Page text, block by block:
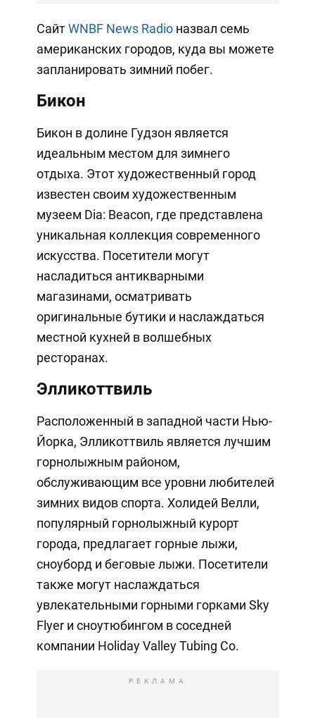
СайтWNBF News Radioназвал семь
американских городов, куда вы можете
запланировать зимний побег.
Бикон
Бикон в долине Гудзон является
идеальным местом для зимнего
отдыха. Этот художественный город
известен своим художественным
музеем Dia: Beacon, где представлена
уникальная коллекция современного
искусства. Посетители могут
насладиться антикварными
магазинами, осматривать
оригинальные бутики и наслаждаться
местной кухней в волшебных
ресторанах.
Элликоттвиль
Расположенный в западной части Нью-
Йорка, Элликоттвиль является лучшим
горнолыжным районом,
обслуживающим все уровни любителей
зимних видов спорта. Холидей Велли,
популярный горнолыжный курорт
города, предлагает горные лыжи,
сноуборд и беговые лыжи. Посетители
также могут наслаждаться
увлекательными горными горками Sky
Flyer и сноутюбингом в соседней
компании Holiday Valley Tubing Co.
РЕКЛАМА